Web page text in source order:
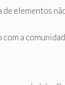
elementos
a